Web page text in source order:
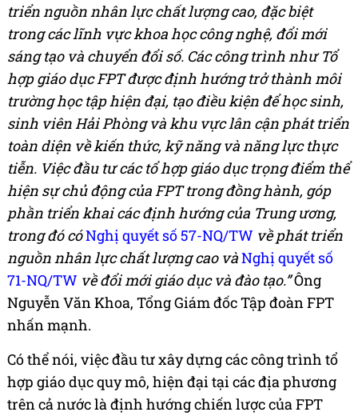
triển nguồn nhân lực chất lượng cao, đặc biệt
trong các lĩnh vực khoa học công nghệ, đổi mới
sáng tạo và chuyển đổi số. Các công trình như Tổ
hợp giáo dục FPT được định hướng trở thành môi
trường học tập hiện đại, tạo điều kiện để học sinh,
sinh viên Hải Phòng và khu vực lân cận phát triển
toàn diện về kiến thức, kỹ năng và năng lực thực
tiễn. Việc đầu tư các tổ hợp giáo dục trọng điểm thể
hiện sự chủ động của FPT trong đồng hành, góp
phần triển khai các định hướng của Trung ương,
trong đó cóNghị quyết số 57-NQ/TW về phát triển
nguồn nhân lực chất lượng cao vàNghị quyết số
71-NQ/TW về đổi mới giáo dục và đào tạo.”Ông
Nguyễn Văn Khoa, Tổng Giám đốc Tập đoàn FPT
nhấn mạnh.
Có thể nói, việc đầu tư xây dựng các công trình tổ
hợp giáo dục quy mô, hiện đại tại các địa phương
trên cả nước là định hướng chiến lược của FPT